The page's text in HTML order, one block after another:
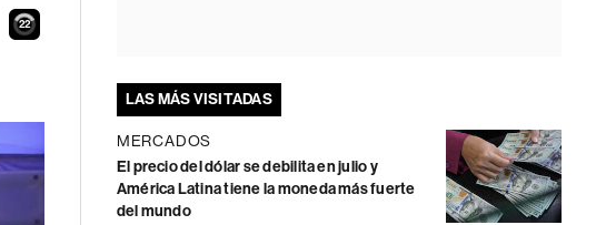
21
LAS MÁS VISITADAS
MERCADOS
El precio del dólar se debilita en julio y
América Latina tiene la moneda más fuerte
del mundo